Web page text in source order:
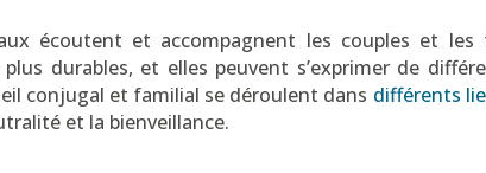
écoutent et accompagnent les couples et
durables, et elles peuvent s’exprimer de
conjugal et familial se déroulent dans différents
et la bienveillance.